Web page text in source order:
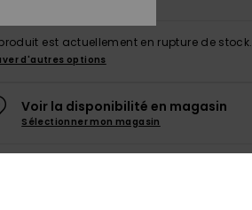
est actuellement en rupture de stock.
d'autres options
Voir la disponibilité en magasin
Sélectionner mon magasin